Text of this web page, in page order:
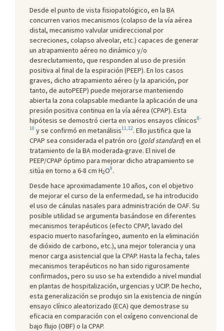
Desde el punto de vista fisiopatológico, en la BA
concurren varios mecanismos (colapso de la vía aérea
distal, mecanismo valvular unidireccional por
secreciones, colapso alveolar, etc.) capaces de generar
un atrapamiento aéreo no dinámico y/o
desreclutamiento, que responden al uso de presión
positiva al final de la espiración (PEEP). En los casos
graves, dicho atrapamiento aéreo (y la aparición, por
tanto, de autoPEEP) puede mejorarse manteniendo
abierta la zona colapsable mediante la aplicación de una
presión positiva continua en la vía aérea (CPAP). Esta
hipótesis se demostró cierta en varios ensayos clínicos8-
10 y se confirmó en metanálisis11,12. Ello justifica que la
CPAP sea considerada el patrón oro (gold standard) en el
tratamiento de la BA moderada-grave. El nivel de
PEEP/CPAP óptimo para mejorar dicho atrapamiento se
sitúa en torno a 6-8 cm H2O9.
Desde hace aproximadamente 10 años, con el objetivo
de mejorar el curso de la enfermedad, se ha introducido
el uso de cánulas nasales para administración de OAF. Su
posible utilidad se argumenta basándose en diferentes
mecanismos terapéuticos (efecto CPAP, lavado del
espacio muerto nasofaríngeo, aumento en la eliminación
de dióxido de carbono, etc.), una mejor tolerancia y una
menor carga asistencial que la CPAP. Hasta la fecha, tales
mecanismos terapéuticos no han sido rigurosamente
confirmados, pero su uso se ha extendido a nivel mundial
en plantas de hospitalización, urgencias y UCIP. De hecho,
esta generalización se produjo sin la existencia de ningún
ensayo clínico aleatorizado (ECA) que demostrase su
eficacia en comparación con el oxígeno convencional de
bajo flujo (OBF) o la CPAP.